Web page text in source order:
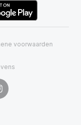
voorwaarden